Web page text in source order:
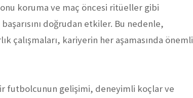
koruma ve maç öncesi ritüeller gibi
doğrudan etkiler. Bu nedenle,
çalışmaları, kariyerin her aşamasında önemli
futbolcunun gelişimi, deneyimli koçlar ve